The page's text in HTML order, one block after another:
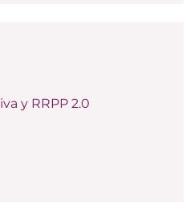
y RRPP 2.0